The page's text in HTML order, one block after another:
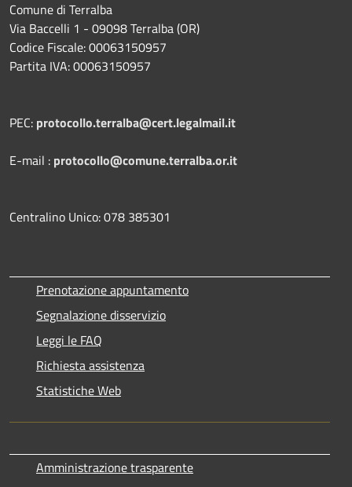
Comune di Terralba
Via Baccelli 1 - 09098 Terralba (OR)
Codice Fiscale: 00063150957
Partita IVA: 00063150957
PEC: protocollo.terralba@cert.legalmail.it
E-mail : protocollo@comune.terralba.or.it
Centralino Unico: 078 385301
Prenotazione appuntamento
Segnalazione disservizio
Leggi le FAQ
Richiesta assistenza
Statistiche Web
Amministrazione trasparente